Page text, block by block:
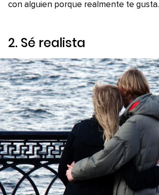
con alguien porque realmente te gusta.
2. Sé realista